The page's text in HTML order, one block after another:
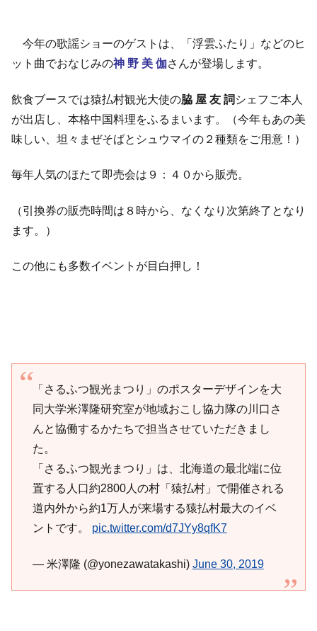
今年の歌謡ショーのゲストは、「浮雲ふたり」などのヒ
ット曲でおなじみの神 野 美 伽さんが登場します。
飲食ブースでは猿払村観光大使の脇 屋 友 詞 シェフご本人
が出店し、本格中国料理をふるまいます。（今年もあの美
味しい、坦々まぜそばとシュウマイの２種類をご用意！）
毎年人気のほたて即売会は９：４０から販売。
（引換券の販売時間は８時から、なくなり次第終了となり
ます。）
この他にも多数イベントが目白押し！
「さるふつ観光まつり」のポスターデザインを大
同大学米澤隆研究室が地域おこし協力隊の川口さ
んと協働するかたちで担当させていただきまし
た。
「さるふつ観光まつり」は、北海道の最北端に位
置する人口約2800人の村「猿払村」で開催される
道内外から約1万人が来場する猿払村最大のイベ
ントです。 pic.twitter.com/d7JYy8qfK7
— 米澤隆 (@yonezawatakashi) June 30, 2019